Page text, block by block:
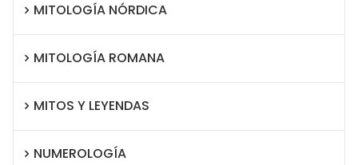
MITOLOGÍA NÓRDICA
MITOLOGÍA ROMANA
MITOS Y LEYENDAS
NUMEROLOGÍA